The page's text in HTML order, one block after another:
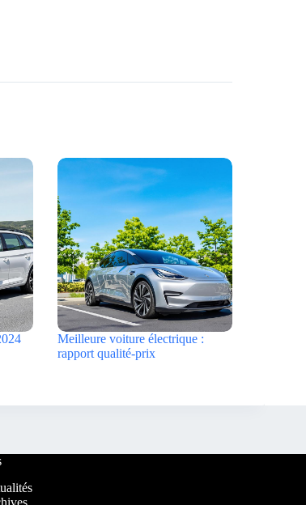
Meilleure voiture électrique :
rapport qualité-prix